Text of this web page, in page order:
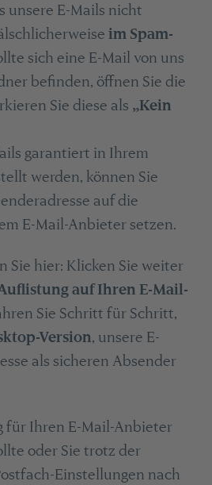
unsere E-Mails nicht
im Spam-
sich eine E-Mail von uns
befinden, öffnen Sie die
Sie diese als „Kein
garantiert in Ihrem
werden, können Sie
auf die
E-Mail-Anbieter setzen.
Sie hier: Klicken Sie weiter
auf Ihren E-Mail-
Sie Schritt für Schritt,
Version, unsere E-
als sicheren Absender
für Ihren E-Mail-Anbieter
oder Sie trotz der
Einstellungen nach